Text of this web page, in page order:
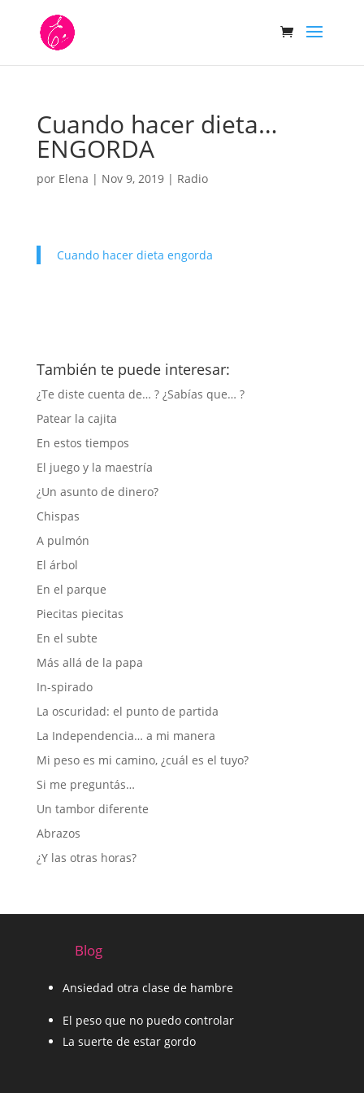
Cuando hacer dieta…
ENGORDA
por Elena | Nov 9, 2019| Radio
Cuando hacer dieta engorda
También te puede interesar:
¿Te diste cuenta de… ? ¿Sabías que… ?
Patear la cajita
En estos tiempos
El juego y la maestría
¿Un asunto de dinero?
Chispas
A pulmón
El árbol
En el parque
Piecitas piecitas
En el subte
Más allá de la papa
In-spirado
La oscuridad: el punto de partida
La Independencia… a mi manera
Mi peso es mi camino, ¿cuál es el tuyo?
Si me preguntás…
Un tambor diferente
Abrazos
¿Y las otras horas?
Blog
Ansiedad otra clase de hambre
El peso que no puedo controlar
La suerte de estar gordo